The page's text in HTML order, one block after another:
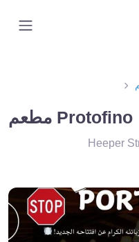
Protofino مطعم